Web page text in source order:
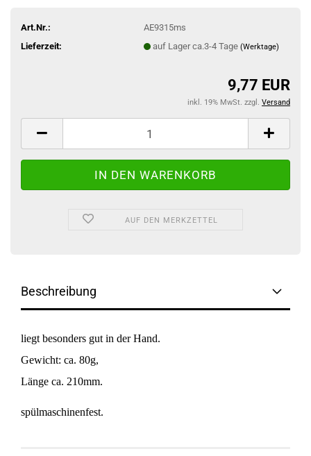
Art.Nr.:
AE9315ms
Lieferzeit:
auf Lager ca.3-4 Tage (Werktage)
9,77 EUR
inkl. 19% MwSt. zzgl. Versand
AUF DEN MERKZETTEL
Beschreibung
liegt besonders gut in der Hand.
Gewicht: ca. 80g,
Länge ca. 210mm.
spülmaschinenfest.